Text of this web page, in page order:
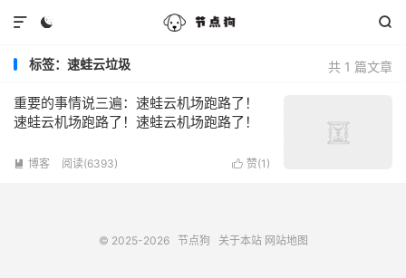
 

共 1 篇文章
标签：速蛙云垃圾
重要的事情说三遍：速蛙云机场跑路了！
速蛙云机场跑路了！速蛙云机场跑路了！
 赞(1 )
 博客 阅读(6393)
© 2025-2026 节点狗 关于本站 网站地图